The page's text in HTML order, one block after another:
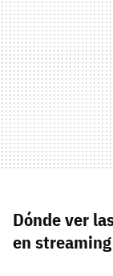
Dónde ver
en streaming